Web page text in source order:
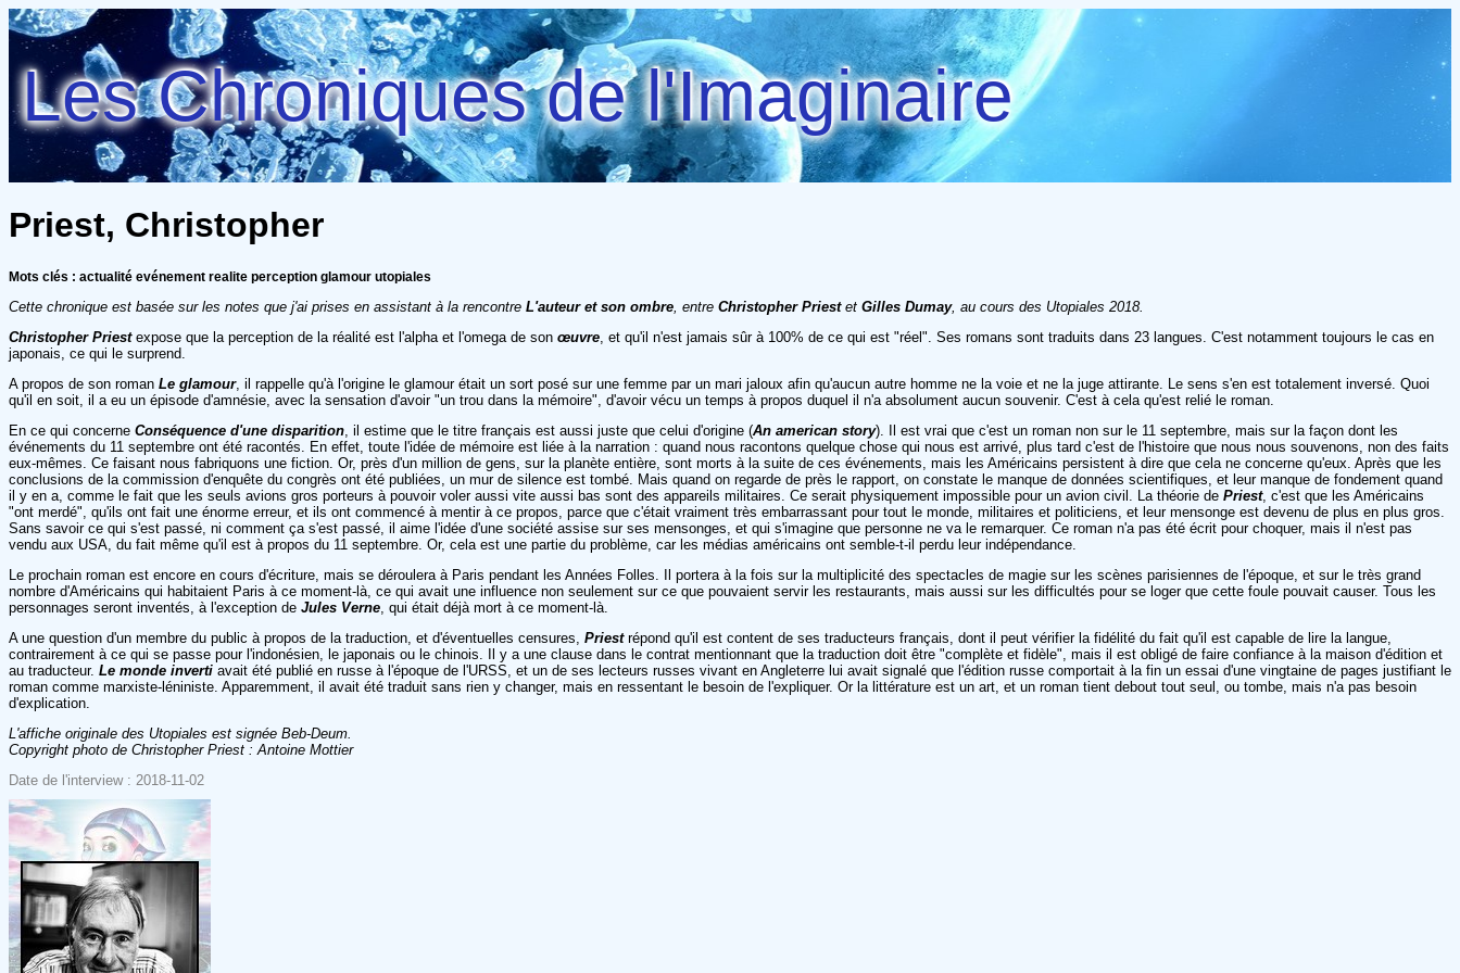
Les Chroniques de l'Imaginaire
Priest, Christopher
Mots clés : actualité evénement realite perception glamour utopiales
Cette chronique est basée sur les notes que j'ai prises en assistant à la rencontre L'auteur et son ombre , entre Christopher Priestet Gilles Dumay, au cours des Utopiales 2018.
Christopher Priestexpose que la perception de la réalité est l'alpha et l'omega de son œuvre , et qu'il n'est jamais sûr à 100% de ce qui est "réel". Ses romans sont traduits dans 23 langues. C'est notamment toujours le cas en
japonais, ce qui le surprend.
A propos de son roman Le glamour, il rappelle qu'à l'origine le glamour était un sort posé sur une femme par un mari jaloux afin qu'aucun autre homme ne la voie et ne la juge attirante. Le sens s'en est totalement inversé. Quoi
qu'il en soit, il a eu un épisode d'amnésie, avec la sensation d'avoir "un trou dans la mémoire", d'avoir vécu un temps à propos duquel il n'a absolument aucun souvenir. C'est à cela qu'est relié le roman.
En ce qui concerne Conséquence d'une disparition , il estime que le titre français est aussi juste que celui d'origine (An american story). Il est vrai que c'est un roman non sur le 11 septembre, mais sur la façon dont les
événements du 11 septembre ont été racontés. En effet, toute l'idée de mémoire est liée à la narration : quand nous racontons quelque chose qui nous est arrivé, plus tard c'est de l'histoire que nous nous souvenons, non des faits
eux-mêmes. Ce faisant nous fabriquons une fiction. Or, près d'un million de gens, sur la planète entière, sont morts à la suite de ces événements, mais les Américains persistent à dire que cela ne concerne qu'eux. Après que les
conclusions de la commission d'enquête du congrès ont été publiées, un mur de silence est tombé. Mais quand on regarde de près le rapport, on constate le manque de données scientifiques, et leur manque de fondement quand
il y en a, comme le fait que les seuls avions gros porteurs à pouvoir voler aussi vite aussi bas sont des appareils militaires. Ce serait physiquement impossible pour un avion civil. La théorie de Priest, c'est que les Américains
"ont merdé", qu'ils ont fait une énorme erreur, et ils ont commencé à mentir à ce propos, parce que c'était vraiment très embarrassant pour tout le monde, militaires et politiciens, et leur mensonge est devenu de plus en plus gros.
Sans savoir ce qui s'est passé, ni comment ça s'est passé, il aime l'idée d'une société assise sur ses mensonges, et qui s'imagine que personne ne va le remarquer. Ce roman n'a pas été écrit pour choquer, mais il n'est pas
vendu aux USA, du fait même qu'il est à propos du 11 septembre. Or, cela est une partie du problème, car les médias américains ont semble-t-il perdu leur indépendance.
Le prochain roman est encore en cours d'écriture, mais se déroulera à Paris pendant les Années Folles. Il portera à la fois sur la multiplicité des spectacles de magie sur les scènes parisiennes de l'époque, et sur le très grand
nombre d'Américains qui habitaient Paris à ce moment-là, ce qui avait une influence non seulement sur ce que pouvaient servir les restaurants, mais aussi sur les difficultés pour se loger que cette foule pouvait causer. Tous les
personnages seront inventés, à l'exception de Jules Verne , qui était déjà mort à ce moment-là.
A une question d'un membre du public à propos de la traduction, et d'éventuelles censures, Priestrépond qu'il est content de ses traducteurs français, dont il peut vérifier la fidélité du fait qu'il est capable de lire la langue,
contrairement à ce qui se passe pour l'indonésien, le japonais ou le chinois. Il y a une clause dans le contrat mentionnant que la traduction doit être "complète et fidèle", mais il est obligé de faire confiance à la maison d'édition et
au traducteur. Le monde inverti avait été publié en russe à l'époque de l'URSS, et un de ses lecteurs russes vivant en Angleterre lui avait signalé que l'édition russe comportait à la fin un essai d'une vingtaine de pages justifiant le
roman comme marxiste-léniniste. Apparemment, il avait été traduit sans rien y changer, mais en ressentant le besoin de l'expliquer. Or la littérature est un art, et un roman tient debout tout seul, ou tombe, mais n'a pas besoin
d'explication.
L'affiche originale des Utopiales est signée Beb-Deum.
Copyright photo de Christopher Priest : Antoine Mottier
Date de l'interview : 2018-11-02